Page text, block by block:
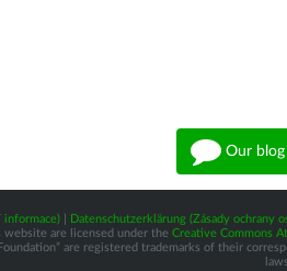
Our blog
informace)| Datenschutzerklärung (Zásady ochrany
website are licensed under the Creative Commons
are registered trademarks of their